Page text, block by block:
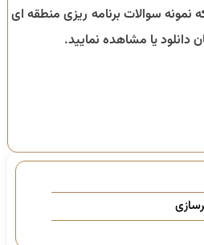
نمونه سوالات برنامه ریزی منطقه ای
دانلود یا مشاهده نمایید.